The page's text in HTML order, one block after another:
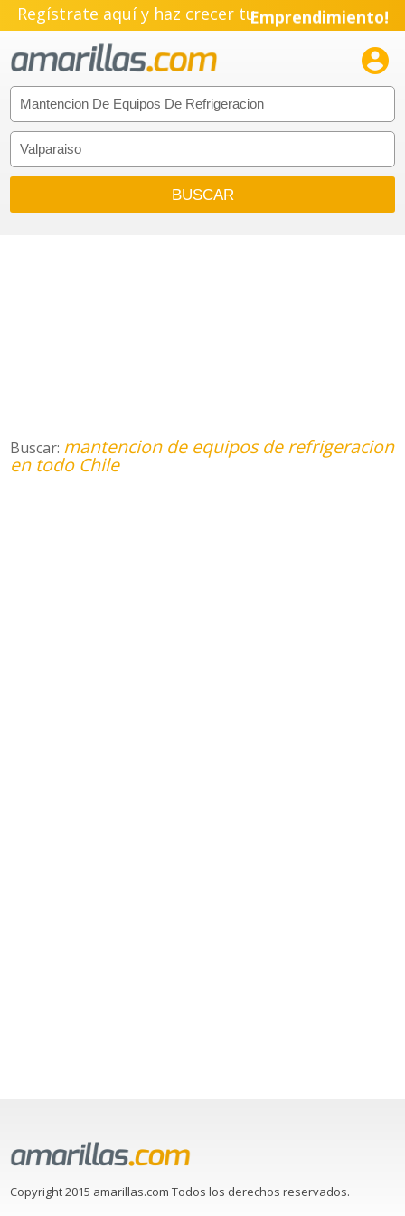
Regístrate aquí y haz crecer tuEmprendimiento!

Buscar: mantencion de equipos de refrigeracion
en todo Chile
Copyright 2015 amarillas.com Todos los derechos reservados.